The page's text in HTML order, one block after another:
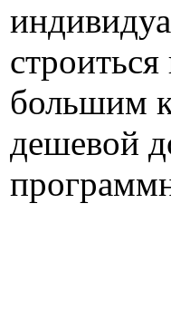
большим
дешевой